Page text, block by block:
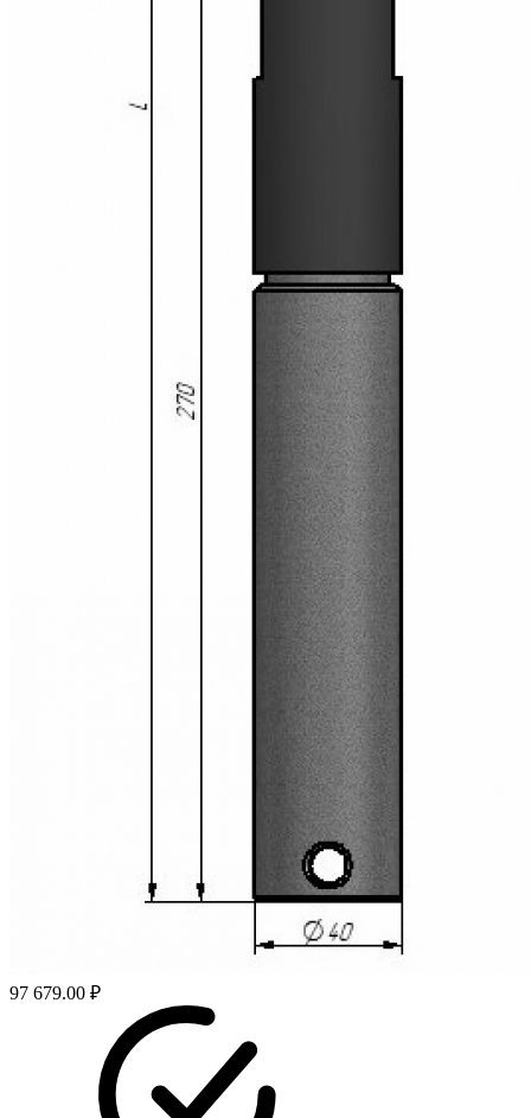
97 679.00 ₽